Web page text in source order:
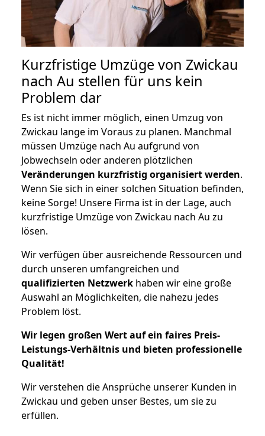
Kurzfristige Umzüge von Zwickau
nach Au stellen für uns kein
Problem dar
Es ist nicht immer möglich, einen Umzug von
Zwickau lange im Voraus zu planen. Manchmal
müssen Umzüge nach Au aufgrund von
Jobwechseln oder anderen plötzlichen
Veränderungen kurzfristig organisiert werden.
Wenn Sie sich in einer solchen Situation befinden,
keine Sorge! Unsere Firma ist in der Lage, auch
kurzfristige Umzüge von Zwickau nach Au zu
lösen.
Wir verfügen über ausreichende Ressourcen und
durch unseren umfangreichen und
qualifizierten Netzwerk haben wir eine große
Auswahl an Möglichkeiten, die nahezu jedes
Problem löst.
Wir legen großen Wert auf ein faires Preis-
Leistungs-Verhältnis und bieten professionelle
Qualität!
Wir verstehen die Ansprüche unserer Kunden in
Zwickau und geben unser Bestes, um sie zu
erfüllen.